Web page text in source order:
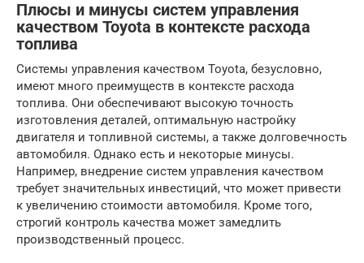
Плюсы и минусы систем управления
качеством Toyota в контексте расхода
топлива
Системы управления качеством Toyota, безусловно,
имеют много преимуществ в контексте расхода
топлива. Они обеспечивают высокую точность
изготовления деталей, оптимальную настройку
двигателя и топливной системы, а также долговечность
автомобиля. Однако есть и некоторые минусы.
Например, внедрение систем управления качеством
требует значительных инвестиций, что может привести
к увеличению стоимости автомобиля. Кроме того,
строгий контроль качества может замедлить
производственный процесс.